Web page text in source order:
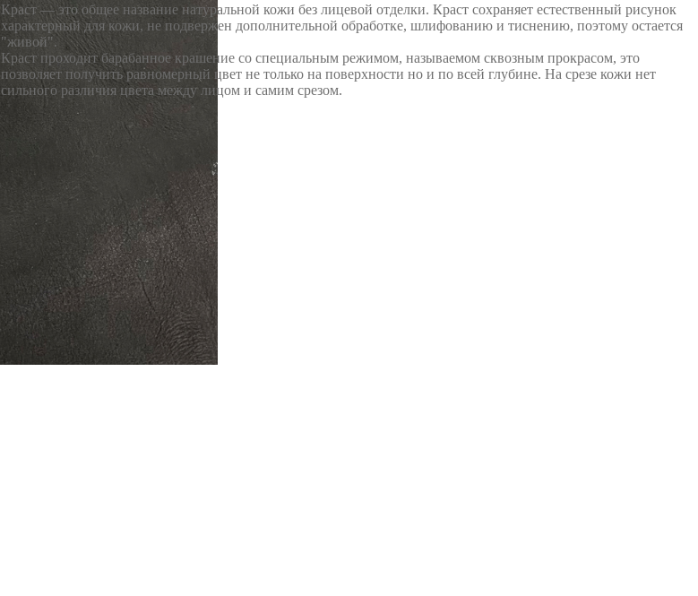
Краст — это общее название натуральной кожи без лицевой отделки. Краст сохраняет естественный рисунок
характерный для кожи, не подвержен дополнительной обработке, шлифованию и тиснению, поэтому остается
"живой".
Краст проходит барабанное крашение со специальным режимом, называемом сквозным прокрасом, это
позволяет получить равномерный цвет не только на поверхности но и по всей глубине. На срезе кожи нет
сильного различия цвета между лицом и самим срезом.